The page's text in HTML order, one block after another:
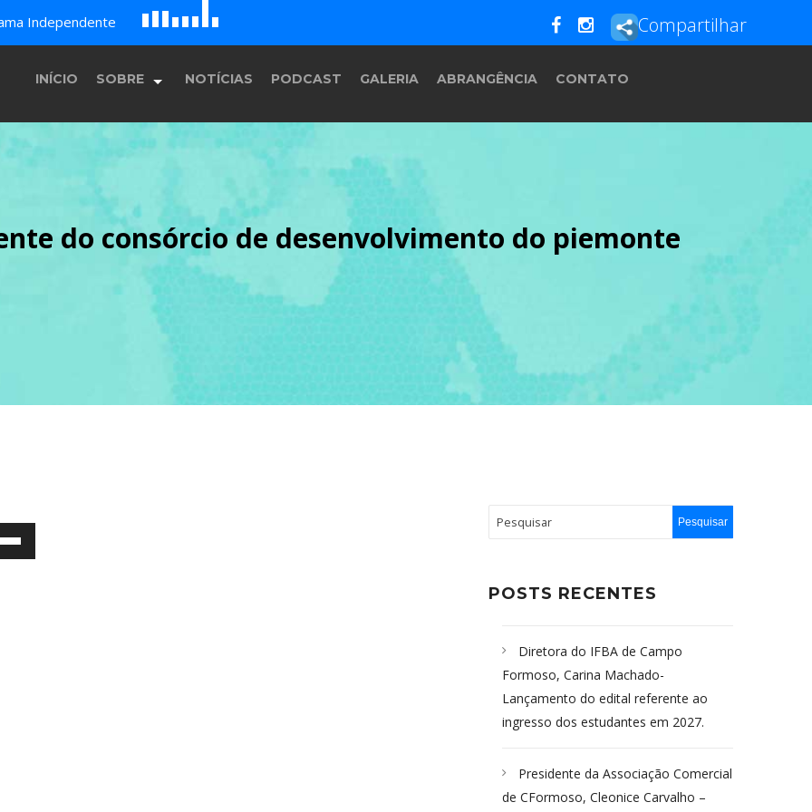
Independente A
B c E F G Compartilhar
INÍCIO SOBRE
História
Equipe
Programação
NOTÍCIAS PODCAST GALERIA ABRANGÊNCIA CONTATO
do consórcio de desenvolvimento do piemonte
POSTS RECENTES
Diretora do IFBA de Campo
Formoso, Carina Machado-
Lançamento do edital referente ao
ingresso dos estudantes em 2027.
Presidente da Associação Comercial
de CFormoso, Cleonice Carvalho –